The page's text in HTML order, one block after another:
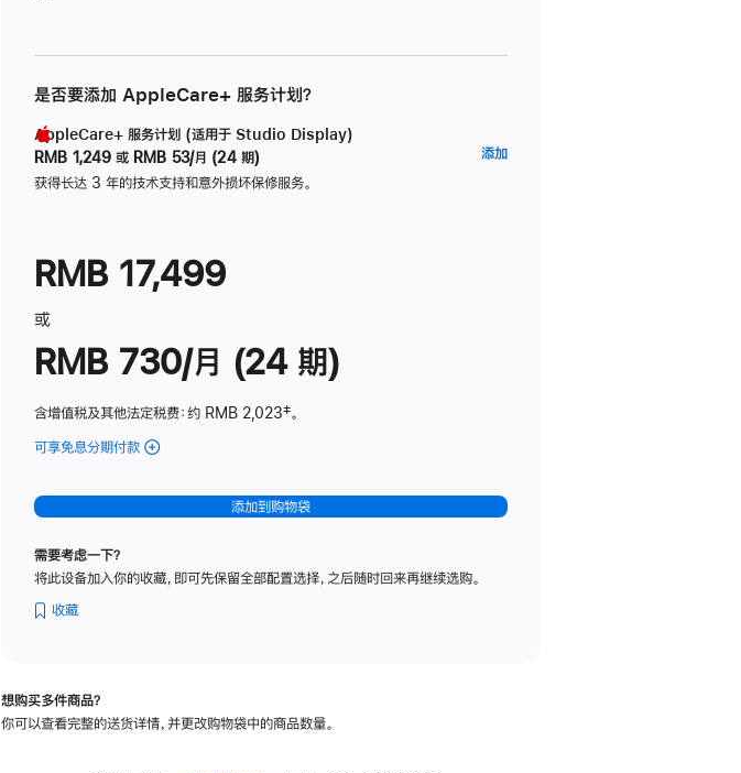
是否要添加 AppleCare+ 服务计划？
AppleCare+ 服务计划 (适用于 Studio Display)
RMB 1,249 或 RMB 53/月 (24 期)
获得长达 3 年的技术支持和意外损坏保修服务。
添加
RMB 17,499
或
RMB 730/月 (24 期)
含增值税及其他法定税费：约 RMB 2,023脚
‡。
可享免息分期付款 (Studio
-
纳
理
可
添加到购物袋
需要考虑一下？
将此设备加入你的收藏，即可先保留全部配置选择，之后随时回来再继续选购。
收藏
想购买多件商品？
你可以查看完整的送货详情，并更改购物袋中的商品数量。